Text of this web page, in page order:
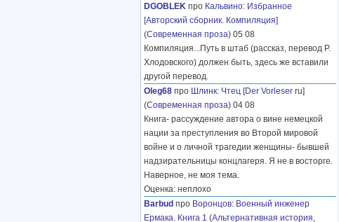
DGOBLEK про Кальвино: Избранное
[Авторский сборник. Компиляция]
(Современная проза) 05 08
Компиляция...Путь в штаб (рассказ, перевод Р.
Хлодовского) должен быть, здесь же вставили
другой перевод.
Oleg68 про Шлинк: Чтец [Der Vorleser ru]
(Современная проза) 04 08
Книга- рассуждение автора о вине немецкой
нации за преступления во Второй мировой
войне и о личной трагедии женщины- бывшей
надзирательницы концлагеря. Я не в восторге.
Наверное, не моя тема.
Оценка: неплохо
Barbud про Воронцов: Военный инженер
Ермака. Книга 1 (Альтернативная история,